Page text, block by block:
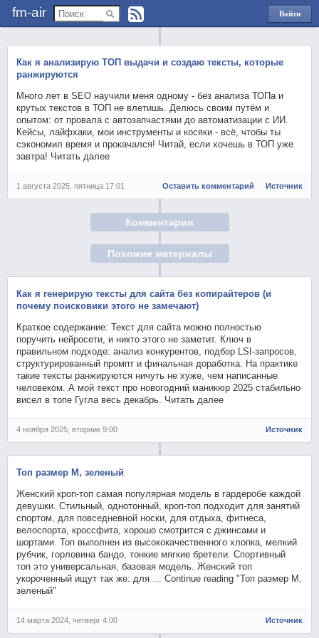
fm-air
Войти
через
Как я анализирую ТОП выдачи и создаю тексты, которые
ранжируются
Много лет в SEO научили меня одному - без анализа ТОПа и
крутых текстов в ТОП не влетишь. Делюсь своим путём и
опытом: от провала с автозапчастями до автоматизации с ИИ.
Кейсы, лайфхаки, мои инструменты и косяки - всё, чтобы ты
сэкономил время и прокачался! Читай, если хочешь в ТОП уже
завтра! Читать далее
1 августа 2025, пятница 17:01 Оставить комментарий Источник
Комментарии
Похожие материалы
Как я генерирую тексты для сайта без копирайтеров (и
почему поисковики этого не замечают)
Краткое содержание: Текст для сайта можно полностью
поручить нейросети, и никто этого не заметит. Ключ в
правильном подходе: анализ конкурентов, подбор LSI-запросов,
структурированный промпт и финальная доработка. На практике
такие тексты ранжируются ничуть не хуже, чем написанные
человеком. А мой текст про новогодний маникюр 2025 стабильно
висел в топе Гугла весь декабрь. Читать далее
4 ноября 2025, вторник 9:00 Источник
Топ размер M, зеленый
Женский кроп-топ самая популярная модель в гардеробе каждой
девушки. Стильный, однотонный, кроп-топ подходит для занятий
спортом, для повседневной носки, для отдыха, фитнеса,
велоспорта, кроссфита, хорошо смотрится с джинсами и
шортами. Топ выполнен из высококачественного хлопка, мелкий
рубчик, горловина бандо, тонкие мягкие бретели. Спортивный
топ это универсальная, базовая модель. Женский топ
укороченный ищут так же: для … Continue reading "Топ размер M,
зеленый"
14 марта 2024, четверг 4:00 Источник